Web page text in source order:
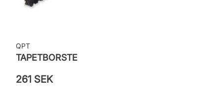
QPT
TAPETBORSTE
261 SEK